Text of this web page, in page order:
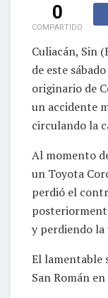
0
COMPARTIDO
Culiacán, Sin
de este
originario de
un accidente
circulando la
Al momento
un Toyota
perdió el
y perdiendo
El lamentable
San Román